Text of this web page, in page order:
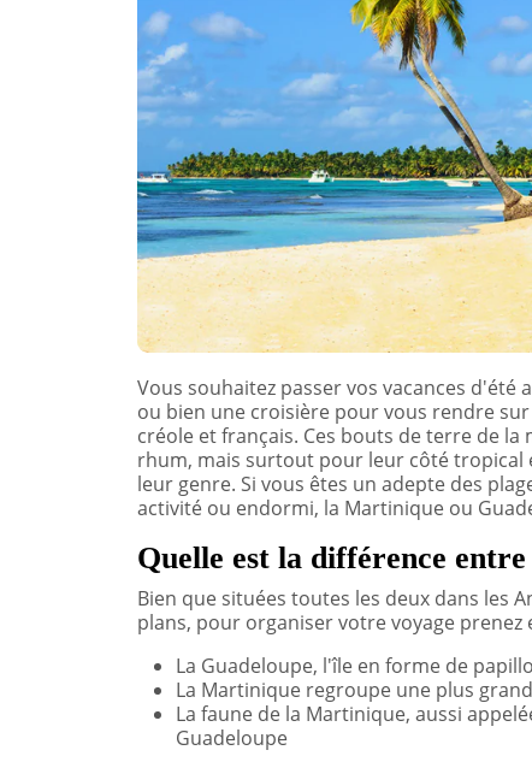
Vous souhaitez passer vos vacances
ou bien une croisière pour vous rendre
créole et français. Ces bouts de terre de
rhum, mais surtout pour leur côté tropical
leur genre. Si vous êtes un adepte des
activité ou endormi, la Martinique ou
Quelle est la différence
Bien que situées toutes les deux dans les
plans, pour organiser votre voyage
La Guadeloupe, l'île en forme de
La Martinique regroupe une plus
La faune de la Martinique, aussi
Guadeloupe